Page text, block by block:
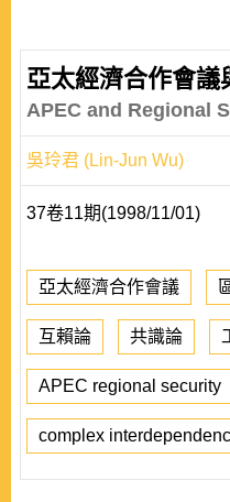
亞太經濟合作會議
APEC and Regional
吳玲君 (Lin-Jun Wu)
37卷11期(1998/11/01)
亞太經濟合作會議
互賴論 共識論
APEC regional security
complex